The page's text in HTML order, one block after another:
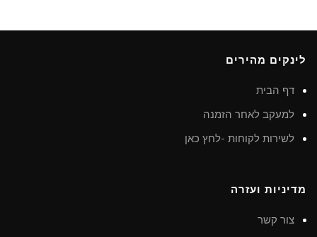
לינקים מהירים
דף הבית
למעקב לאחר הזמנה
לשירות לקוחות -לחץ כאן
מדיניות ועזרה
צור קשר